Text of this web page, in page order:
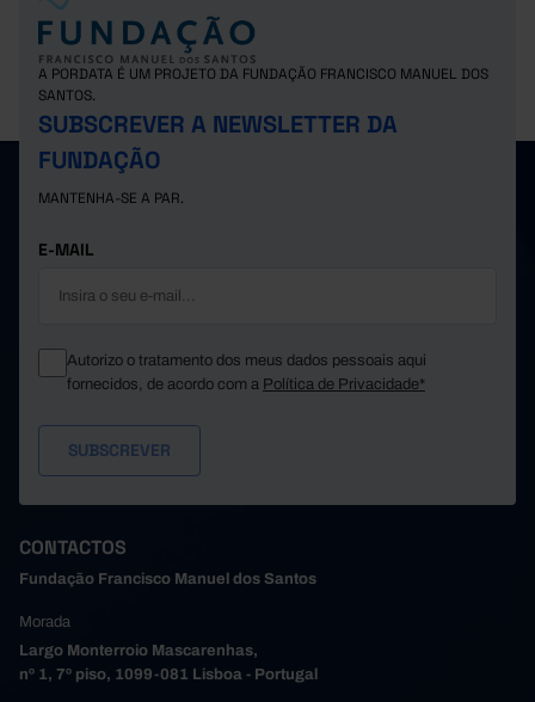
A PORDATA É UM PROJETO DA FUNDAÇÃO FRANCISCO MANUEL DOS
SANTOS.
SUBSCREVER A NEWSLETTER DA
FUNDAÇÃO
MANTENHA-SE A PAR.
E-MAIL
Autorizo o tratamento dos meus dados pessoais aqui
fornecidos, de acordo com a Política de Privacidade*
CONTACTOS
Fundação Francisco Manuel dos Santos
Morada
Largo Monterroio Mascarenhas,
nº 1, 7º piso, 1099-081 Lisboa - Portugal